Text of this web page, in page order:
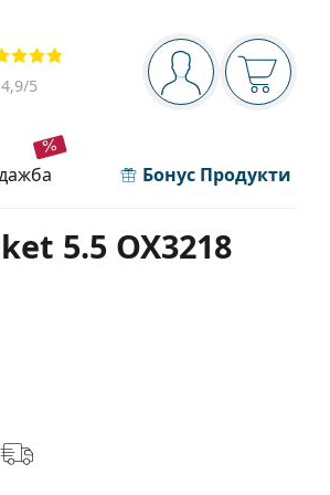
Navigation panel
Вие сте вписани
4,9/5
Бонус Продукти
5.5 OX3218